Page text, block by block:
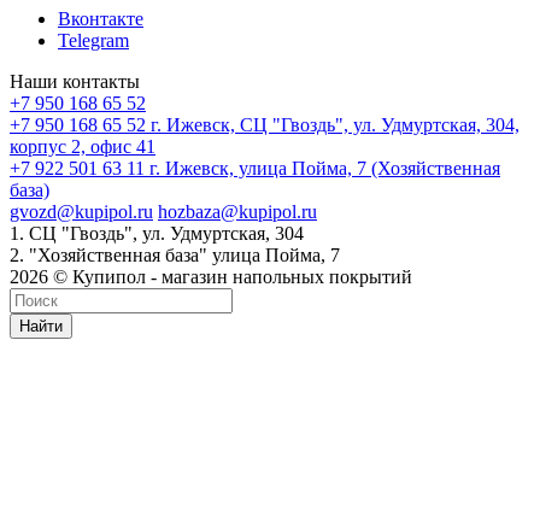
Вконтакте
Telegram
Наши контакты
+7 950 168 65 52
+7 950 168 65 52 г. Ижевск, СЦ "Гвоздь", ул. Удмуртская, 304,
корпус 2, офис 41
+7 922 501 63 11 г. Ижевск, улица Пойма, 7 (Хозяйственная
база)
gvozd@kupipol.ru hozbaza@kupipol.ru
1. СЦ "Гвоздь", ул. Удмуртская, 304
2. "Хозяйственная база" улица Пойма, 7
2026 © Купипол - магазин напольных покрытий
Найти